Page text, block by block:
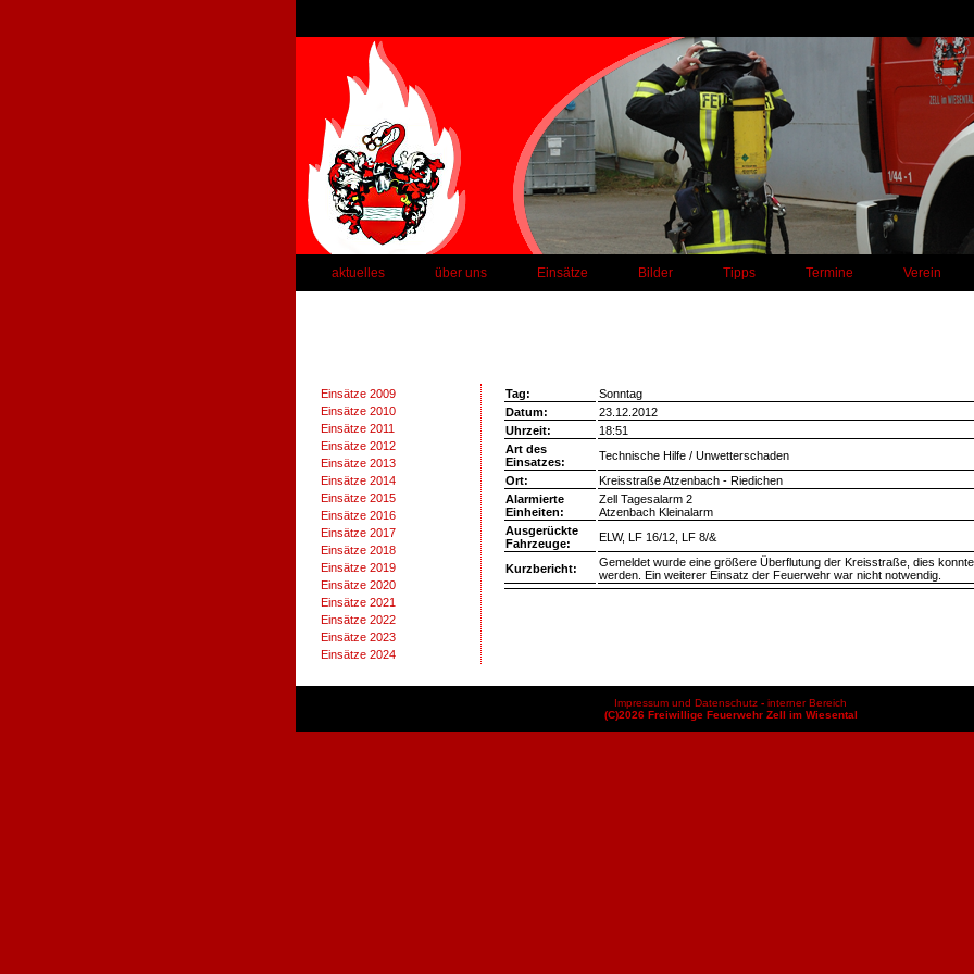
aktuelles über uns Einsätze Bilder Tipps Termine Verein
Einsätze 2009
Einsätze 2010
Einsätze 2011
Einsätze 2012
Einsätze 2013
Einsätze 2014
Einsätze 2015
Einsätze 2016
Einsätze 2017
Einsätze 2018
Einsätze 2019
Einsätze 2020
Einsätze 2021
Einsätze 2022
Einsätze 2023
Einsätze 2024
Tag:
Sonntag
Datum:
23.12.2012
Uhrzeit:
18:51
Art des
Einsatzes:
Technische Hilfe / Unwetterschaden
Ort:
Kreisstraße Atzenbach - Riedichen
Alarmierte
Einheiten:
Zell Tagesalarm 2
Atzenbach Kleinalarm
Ausgerückte
Fahrzeuge:
ELW, LF 16/12, LF 8/&
Kurzbericht:
Gemeldet wurde eine größere Überflutung der Kreisstraße, dies
werden. Ein weiterer Einsatz der Feuerwehr war nicht notwendig.
Impressum und Datenschutz - interner Bereich
(C)2026 Freiwillige Feuerwehr Zell im Wiesental